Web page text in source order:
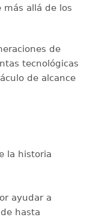
allá de los
de
tecnológicas
de alcance
la historia
ayudar a
hasta